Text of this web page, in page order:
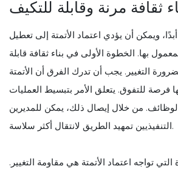
ثقافة مرنة وقابلة للتكيف
ويمكن أن يؤدي اعتماد الأتمتة إلى تعطيل
بها. الخطوة الأولى في بناء ثقافة قابلة
التغيير. يجب أن تدرك الفرق أن الأتمتة
فرصة للتفوق. يتعلق الأمر بتبسيط العمليات
من خلال إيصال ذلك، يمكن للمديرين
التنفيذيين تمهيد الطريق لانتقال أكثر سلاسة.
تواجه اعتماد الأتمتة هي مقاومة التغيير.